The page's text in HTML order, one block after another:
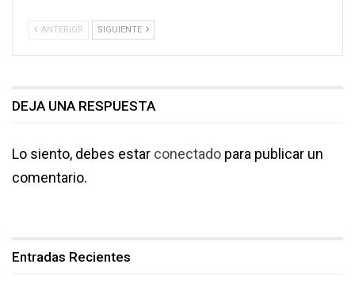
ANTERIOR SIGUIENTE
DEJA UNA RESPUESTA
Lo siento, debes estar conectado para publicar un
comentario.
Entradas Recientes